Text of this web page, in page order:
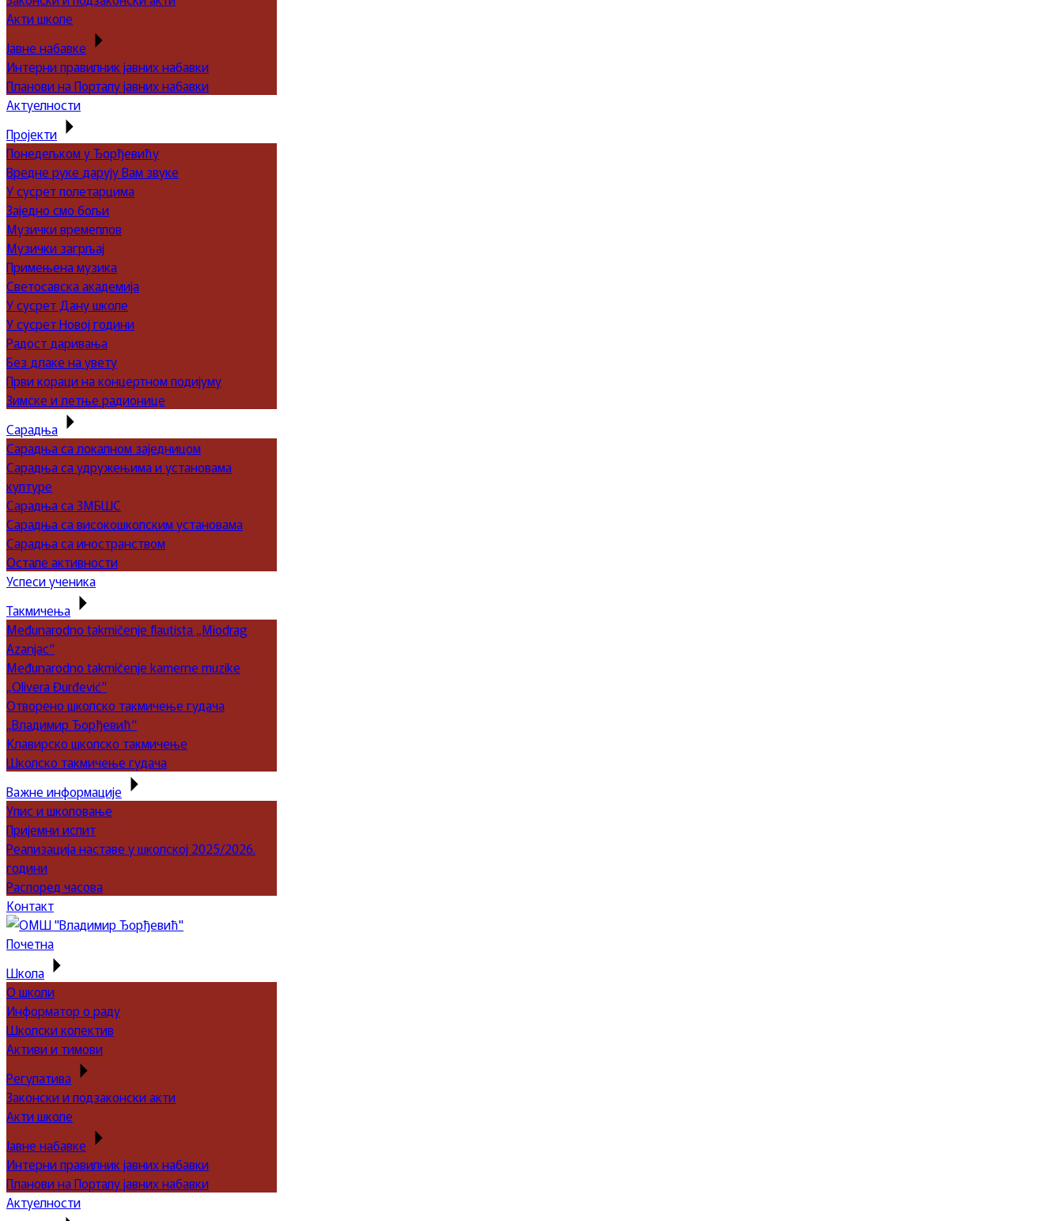
Акти школе
Јавне набавке
Интерни правилник јавних набавки
Планови на Порталу јавних набавки
Актуелности
Пројекти
Понедељком у Ђорђевићу
Вредне руке дарују Вам звуке
У сусрет полетарцима
Заједно смо бољи
Музички времеплов
Музички загрљај
Примењена музика
Светосавска академија
У сусрет Дану школе
У сусрет Новој години
Радост даривања
Без длаке на увету
Први кораци на концертном подијуму
Зимске и летње радионице
Сарадња
Сарадња са локалном заједницом
Сарадња са удружењима и установама
културе
Сарадња са ЗМБШС
Сарадња са високошколским установама
Сарадња са иностранством
Остале активности
Успеси ученика
Такмичења
Međunarodno takmičenje flautista „Miodrag
Azanjac“
Međunarodno takmičenje kamerne muzike
„Olivera Đurđević“
Отворено школско такмичење гудача
„Владимир Ђорђевић“
Клавирско школско такмичење
Школско такмичење гудача
Важне информације
Упис и школовање
Пријемни испит
Реализација наставе у школској 2025/2026.
години
Распоред часова
Контакт
Почетна
Школа
О школи
Информатор о раду
Школски колектив
Активи и тимови
Регулатива
Законски и подзаконски акти
Акти школе
Јавне набавке
Интерни правилник јавних набавки
Планови на Порталу јавних набавки
Актуелности